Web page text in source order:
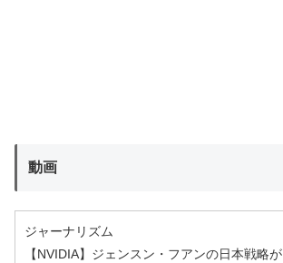
動画
ジャーナリズム
【NVIDIA】ジェンスン・フアンの日本戦略が